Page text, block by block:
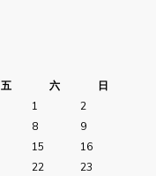
五 六
日
1
2
8
9
15
16
22
23